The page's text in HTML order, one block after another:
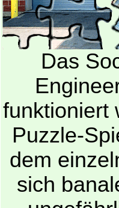
Das
funktioniert
Puzzle-
dem
sich